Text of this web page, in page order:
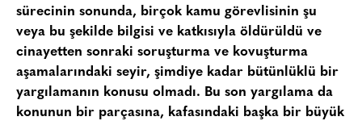
sürecinin sonunda, birçok kamu görevlisinin şu
veya bu şekilde bilgisi ve katkısıyla öldürüldü ve
cinayetten sonraki soruşturma ve kovuşturma
aşamalarındaki seyir, şimdiye kadar bütünlüklü bir
yargılamanın konusu olmadı. Bu son yargılama da
konunun bir parçasına, kafasındaki başka bir büyük